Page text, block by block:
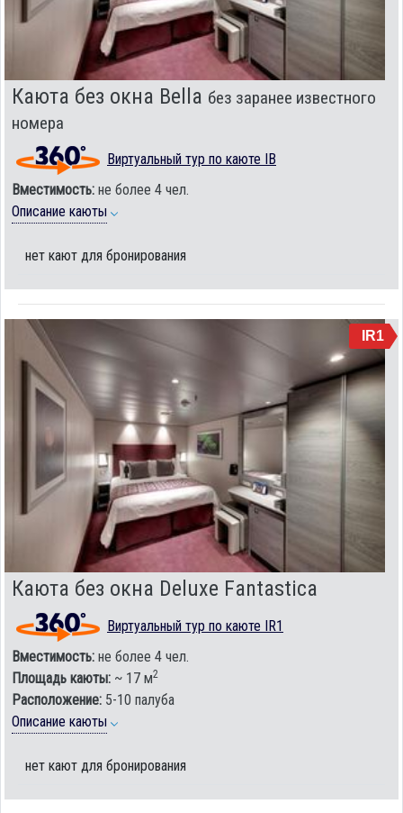
Каюта без окна Bella без заранее известного
номера
Виртуальный тур по каюте IB
Вместимость: не более 4 чел.
Описание каюты
нет кают для бронирования
IR1
Каюта без окна Deluxe Fantastica
Виртуальный тур по каюте IR1
Вместимость: не более 4 чел.
Площадь каюты: ~ 17 м2
Расположение: 5-10 палуба
Описание каюты
нет кают для бронирования